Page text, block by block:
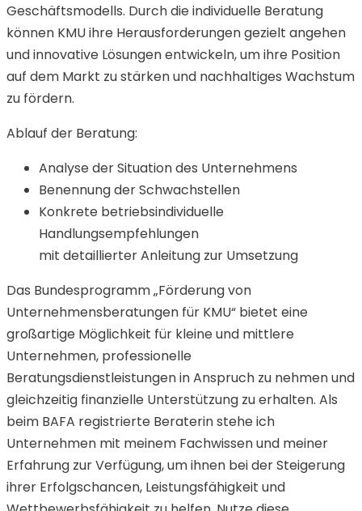
Geschäftsmodells. Durch die individuelle Beratung
können KMU ihre Herausforderungen gezielt angehen
und innovative Lösungen entwickeln, um ihre Position
auf dem Markt zu stärken und nachhaltiges Wachstum
zu fördern.
Ablauf der Beratung:
Analyse der Situation des Unternehmens
Benennung der Schwachstellen
Konkrete betriebsindividuelle
Handlungsempfehlungen
mit detaillierter Anleitung zur Umsetzung
Das Bundesprogramm „Förderung von
Unternehmensberatungen für KMU“ bietet eine
großartige Möglichkeit für kleine und mittlere
Unternehmen, professionelle
Beratungsdienstleistungen in Anspruch zu nehmen und
gleichzeitig finanzielle Unterstützung zu erhalten. Als
beim BAFA registrierte Beraterin stehe ich
Unternehmen mit meinem Fachwissen und meiner
Erfahrung zur Verfügung, um ihnen bei der Steigerung
ihrer Erfolgschancen, Leistungsfähigkeit und